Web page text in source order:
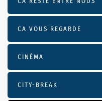
CA VOUS REGARDE
CINÉMA
CITY-BREAK